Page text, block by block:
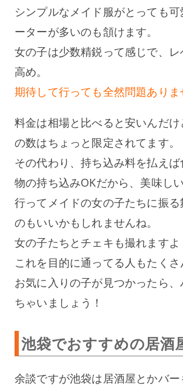
シンプルなメイド服がとっても
ーターが多いのも頷けます。
女の子は少数精鋭って感じで、レ
高め。
期待して行っても全然問題ありま
料金は相場と比べると安いんだ
の数はちょっと限定されてます。
その代わり、持ち込み料を払え
物の持ち込みOKだから、美味し
行ってメイドの女の子たちに振る
のもいいかもしれませんね。
女の子たちとチェキも撮れますよ
これを目的に通ってる人もたくさ
お気に入りの子が見つかったら
ちゃいましょう！
池袋でおすすめの居酒
余談ですが池袋は居酒屋とかバ